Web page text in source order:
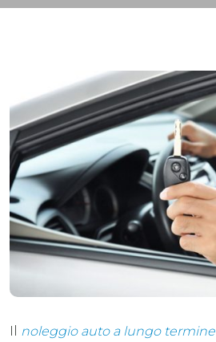
Il noleggio auto a lungo termine